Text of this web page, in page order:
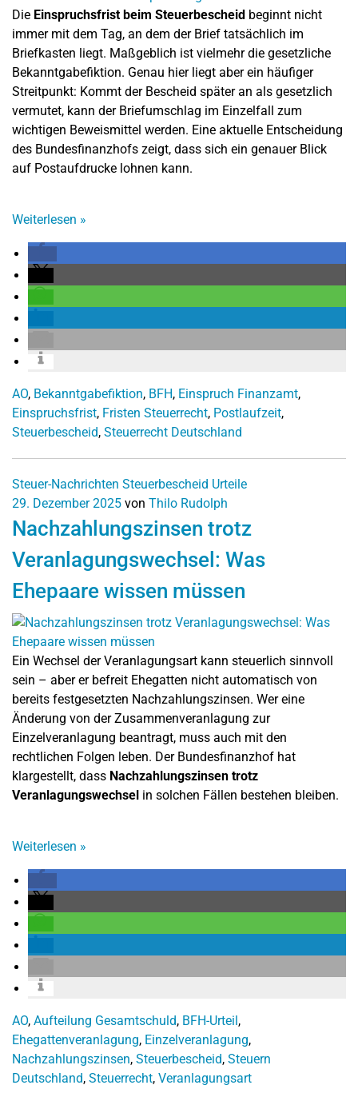
Die Einspruchsfrist beim Steuerbescheid beginnt nicht
immer mit dem Tag, an dem der Brief tatsächlich im
Briefkasten liegt. Maßgeblich ist vielmehr die gesetzliche
Bekanntgabefiktion. Genau hier liegt aber ein häufiger
Streitpunkt: Kommt der Bescheid später an als gesetzlich
vermutet, kann der Briefumschlag im Einzelfall zum
wichtigen Beweismittel werden. Eine aktuelle Entscheidung
des Bundesfinanzhofs zeigt, dass sich ein genauer Blick
auf Postaufdrucke lohnen kann.
Weiterlesen »
AO, Bekanntgabefiktion, BFH, Einspruch Finanzamt,
Einspruchsfrist, Fristen Steuerrecht, Postlaufzeit,
Steuerbescheid, Steuerrecht Deutschland
Steuer-Nachrichten Steuerbescheid Urteile
29. Dezember 2025 von Thilo Rudolph
Nachzahlungszinsen trotz
Veranlagungswechsel: Was
Ehepaare wissen müssen
Ein Wechsel der Veranlagungsart kann steuerlich sinnvoll
sein – aber er befreit Ehegatten nicht automatisch von
bereits festgesetzten Nachzahlungszinsen. Wer eine
Änderung von der Zusammenveranlagung zur
Einzelveranlagung beantragt, muss auch mit den
rechtlichen Folgen leben. Der Bundesfinanzhof hat
klargestellt, dass Nachzahlungszinsen trotz
Veranlagungswechsel in solchen Fällen bestehen bleiben.
Weiterlesen »
AO, Aufteilung Gesamtschuld, BFH-Urteil,
Ehegattenveranlagung, Einzelveranlagung,
Nachzahlungszinsen, Steuerbescheid, Steuern
Deutschland, Steuerrecht, Veranlagungsart